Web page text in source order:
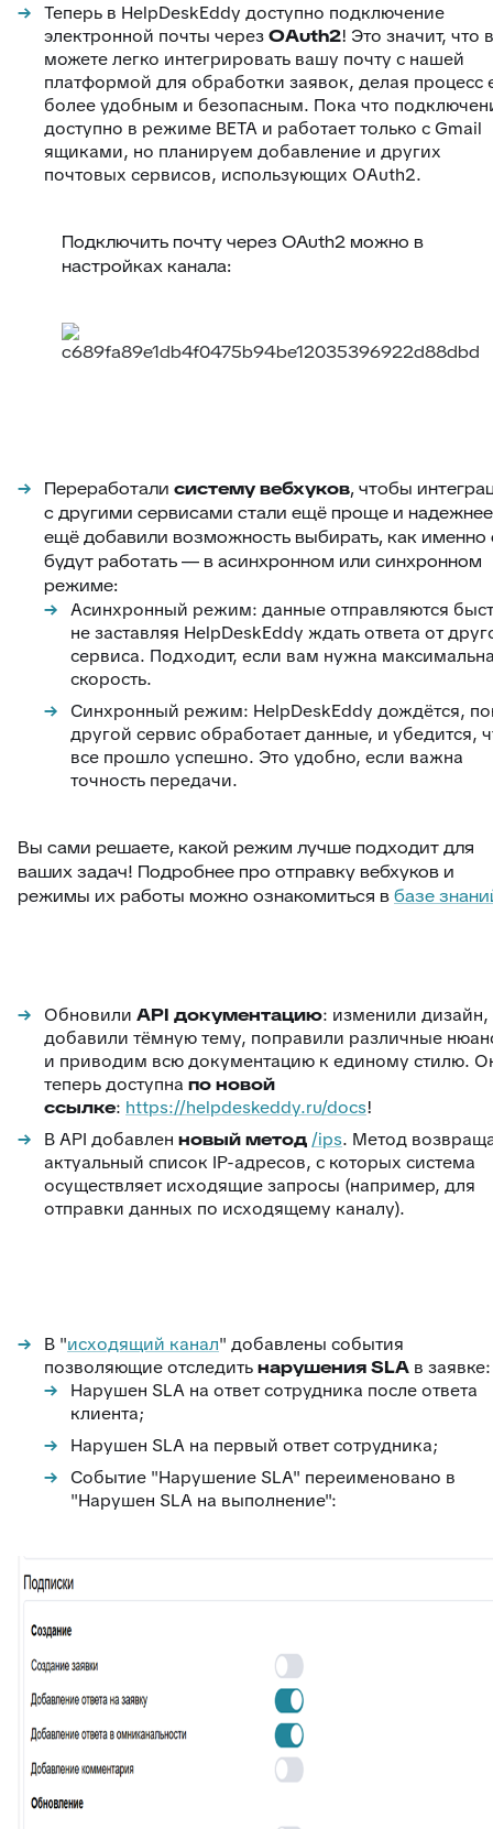
Теперь в HelpDeskEddy доступно подключение
электронной почты черезOAuth2! Это значит, что
можете легко интегрировать вашу почту с нашей
платформой для обработки заявок, делая процесс
более удобным и безопасным. Пока что
доступно в режиме BETA и работает только с Gmail
ящиками, но планируем добавление и других
почтовых сервисов, использующих OAuth2.
Подключить почту через OAuth2 можно в
настройках канала:
Переработали систему вебхуков, чтобы
с другими сервисами стали ещё проще и
ещё добавили возможность выбирать, как именно
будут работать — в асинхронном или синхронном
режиме:
Асинхронный режим: данные отправляются
не заставляя HelpDeskEddy ждать ответа от
сервиса. Подходит, если вам нужна
скорость.
Синхронный режим: HelpDeskEddy дождётся,
другой сервис обработает данные, и убедится,
все прошло успешно. Это удобно, если важна
точность передачи.
Вы сами решаете, какой режим лучше подходит для
ваших задач! Подробнее про отправку вебхуков и
режимы их работы можно ознакомиться вбазе
Обновили API документацию: изменили дизайн,
добавили тёмную тему, поправили различные
и приводим всю документацию к единому стилю.
теперь доступна по новой
ссылке: https://helpdeskeddy.ru/docs!
В API добавлен новый метод /ips. Метод
актуальный список IP-адресов, с которых система
осуществляет исходящие запросы (например, для
отправки данных по исходящему каналу).
В "исходящий канал" добавлены события
позволяющие отследитьнарушения SLA в заявке:
Нарушен SLA на ответ сотрудника после ответа
клиента;
Нарушен SLA на первый ответ сотрудника;
Событие "Нарушение SLA" переименовано в
"Нарушен SLA на выполнение":